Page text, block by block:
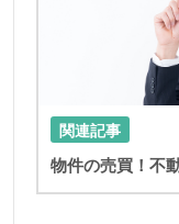
関連記事
物件の売買！不